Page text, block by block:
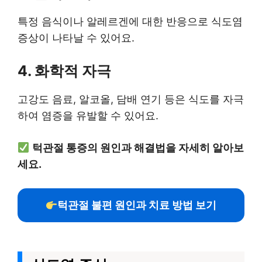
특정 음식이나 알레르겐에 대한 반응으로 식도염
증상이 나타날 수 있어요.
4. 화학적 자극
고강도 음료, 알코올, 담배 연기 등은 식도를 자극
하여 염증을 유발할 수 있어요.
턱관절 통증의 원인과 해결법을 자세히 알아보
세요.
턱관절 불편 원인과 치료 방법 보기